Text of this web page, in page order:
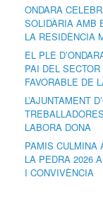
ONDARA
SOLIDÀRIA AMB
LA RESIDÈNCIA
EL PLE
PAI DEL
FAVORABLE DE
L’AJUNTAMENT
LABORA DONA
PAMIS CULMINA
LA PEDRA 2026
I CONVIVÈNCIA